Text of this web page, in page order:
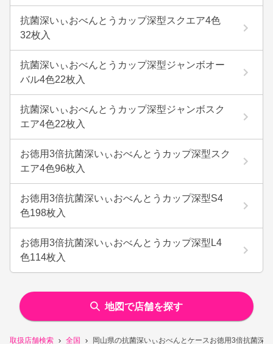
取扱店舗検索 全国 岡山県の抗菌深いぃおべんとケースお徳用3倍抗菌深
抗菌深いぃおべんとうカップ深型スクエア4色
32枚入
抗菌深いぃおべんとうカップ深型ジャンボオー
バル4色22枚入
抗菌深いぃおべんとうカップ深型ジャンボスク
エア4色22枚入
お徳用3倍抗菌深いぃおべんとうカップ深型スク
エア4色96枚入
お徳用3倍抗菌深いぃおべんとうカップ深型S4
色198枚入
お徳用3倍抗菌深いぃおべんとうカップ深型L4
色114枚入
地図で店舗を探す